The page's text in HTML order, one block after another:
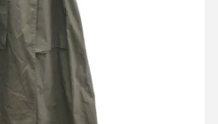
しく見る